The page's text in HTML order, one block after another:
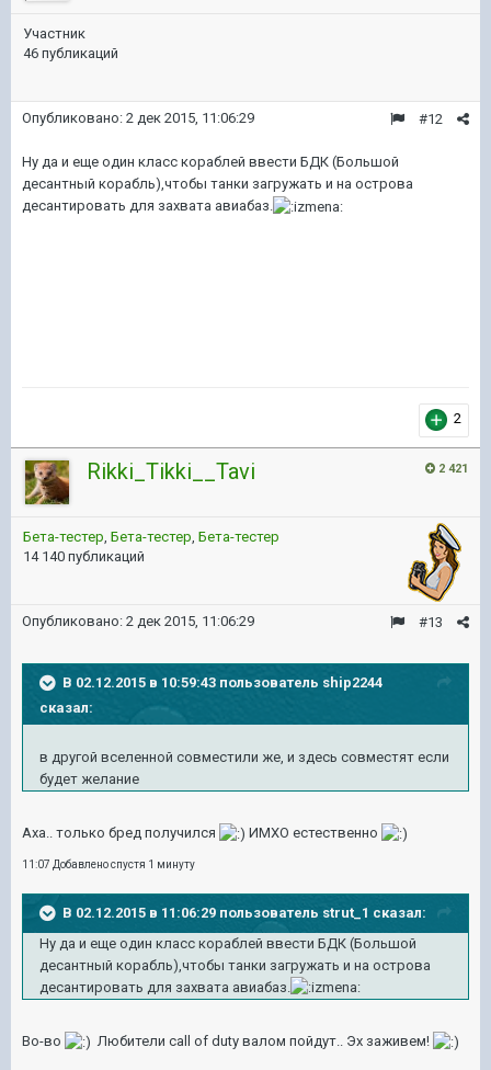
Участник
46 публикаций
#12
Опубликовано: 2 дек 2015, 11:06:29
Ну да и еще один класс кораблей ввести БДК (Большой
десантный корабль),чтобы танки загружать и на острова
десантировать для захвата авиабаз.
2
2 421
Rikki_Tikki__Tavi
Бета-тестер, Бета-тестер, Бета-тестер
14 140 публикаций
#13
Опубликовано: 2 дек 2015, 11:06:29
В 02.12.2015 в 10:59:43 пользователь ship2244
сказал:
в другой вселенной совместили же, и здесь совместят если
будет желание
Аха.. только бред получился ИМХО естественно
11:07 Добавлено спустя 1 минуту
В 02.12.2015 в 11:06:29 пользователь strut_1 сказал:
Ну да и еще один класс кораблей ввести БДК (Большой
десантный корабль),чтобы танки загружать и на острова
десантировать для захвата авиабаз.
Во-во Любители call of duty валом пойдут.. Эх заживем!